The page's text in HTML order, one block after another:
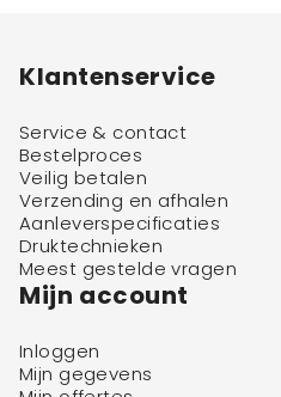
Klantenservice
Service & contact
Bestelproces
Veilig betalen
Verzending en afhalen
Aanleverspecificaties
Druktechnieken
Meest gestelde vragen
Mijn account
Inloggen
Mijn gegevens